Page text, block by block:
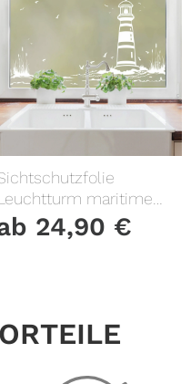
maritime
Fensterdeko
24,90 €